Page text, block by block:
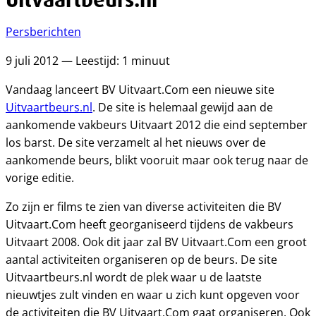
Persberichten
9 juli 2012 — Leestijd: 1 minuut
Vandaag lanceert BV Uitvaart.Com een nieuwe site
Uitvaartbeurs.nl. De site is helemaal gewijd aan de
aankomende vakbeurs Uitvaart 2012 die eind september
los barst. De site verzamelt al het nieuws over de
aankomende beurs, blikt vooruit maar ook terug naar de
vorige editie.
Zo zijn er films te zien van diverse activiteiten die BV
Uitvaart.Com heeft georganiseerd tijdens de vakbeurs
Uitvaart 2008. Ook dit jaar zal BV Uitvaart.Com een groot
aantal activiteiten organiseren op de beurs. De site
Uitvaartbeurs.nl wordt de plek waar u de laatste
nieuwtjes zult vinden en waar u zich kunt opgeven voor
de activiteiten die BV Uitvaart.Com gaat organiseren. Ook